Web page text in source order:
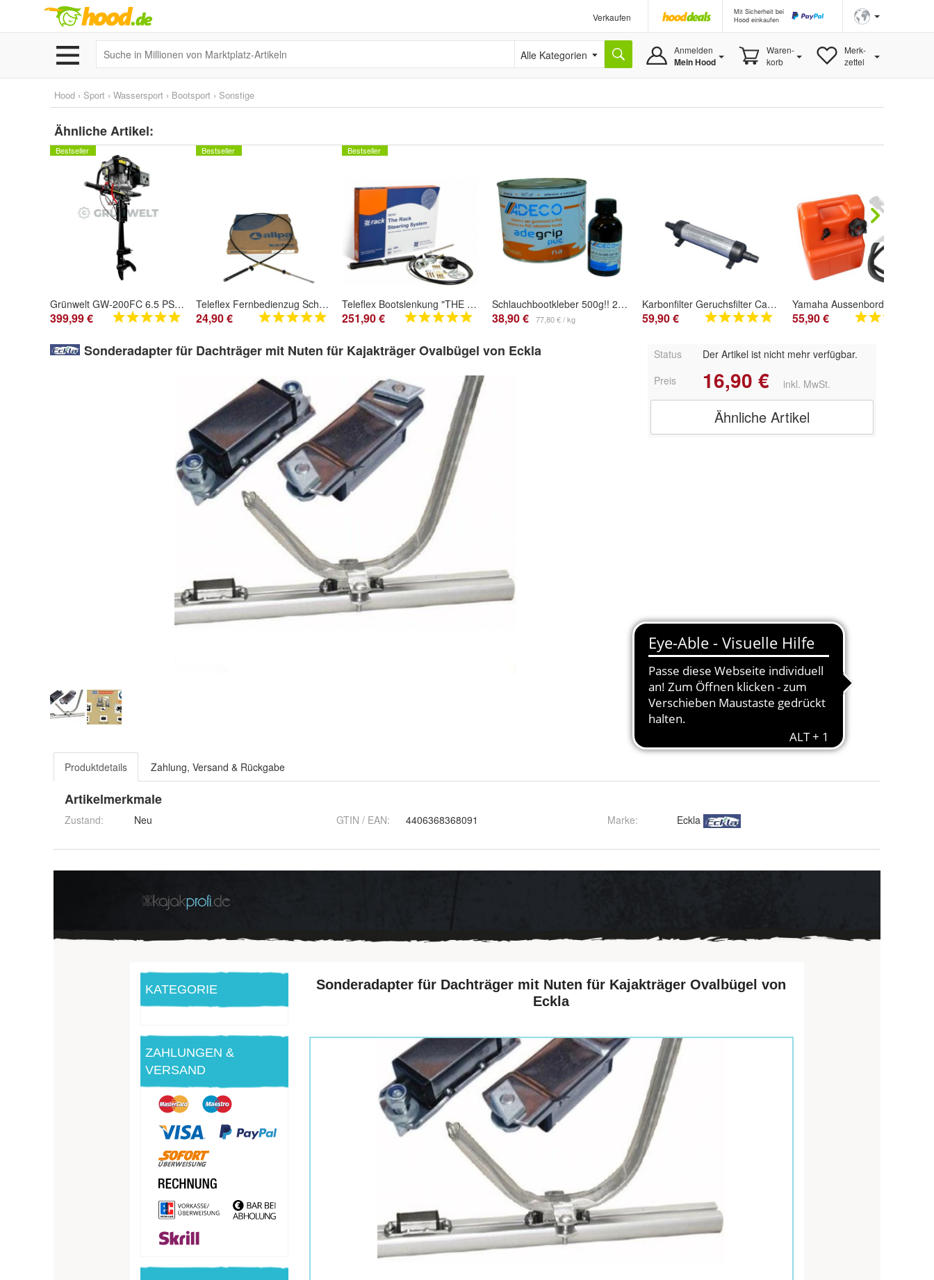
Verkaufen
Mit Sicherheit bei
Hood einkaufen
Alle Kategorien Anmelden
Mein Hood
Waren-
korb
Merk-
zettel
Hood › Sport › Wassersport › Bootsport › Sonstige
Ähnliche Artikel:
Bestseller
Grünwelt GW-200FC 6.5 PS 196ccm Außenbordmotor Außenborder Schlauchboot Angeln 2 J.G
399,99 €
Bestseller
Teleflex Fernbedienzug Schaltkabel Mercury/ Mercruiser 6-24ft Bowdenzug Schaltzug
24,90 €
Bestseller
Teleflex Bootslenkung "THE RACK" Bootssteuerung 1 Preis bis 21 Fuß Boot Yacht
251,90 €
Schlauchbootkleber 500g!! 2K-Kleber PVC Kleber Material Klebestoff Schlauchboot
38,90 € 77,80 € / kg
Karbonfilter Geruchsfilter Carbon Filter für Fäkalientank Boot Caravan NEU TOP!
59,90 € 55,90 €
Sonderadapter für Dachträger mit Nuten für Kajakträger Ovalbügel von Eckla Status
Der Artikel ist nicht mehr verfügbar.
Preis
16,90 € inkl. MwSt.
Ähnliche Artikel
Produktdetails Zahlung, Versand & Rückgabe
Artikelmerkmale
Zustand: Neu GTIN / EAN: 4406368368091 Marke: Eckla